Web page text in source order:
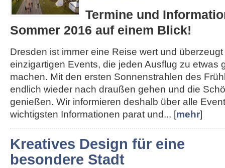
Termine und
Sommer 2016 auf einem Blick!
Dresden ist immer eine Reise wert und
einzigartigen Events, die jeden Ausflug zu etwas
machen. Mit den ersten Sonnenstrahlen des
endlich wieder nach draußen gehen und die
genießen. Wir informieren deshalb über alle
wichtigsten Informationen parat und... [mehr]
Kreatives Design für eine
besondere Stadt